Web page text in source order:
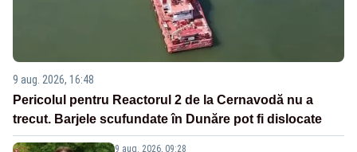
9 aug. 2026, 16:48
Pericolul pentru Reactorul 2 de la Cernavodă nu a
trecut. Barjele scufundate în Dunăre pot fi dislocate
9 aug. 2026, 09:28